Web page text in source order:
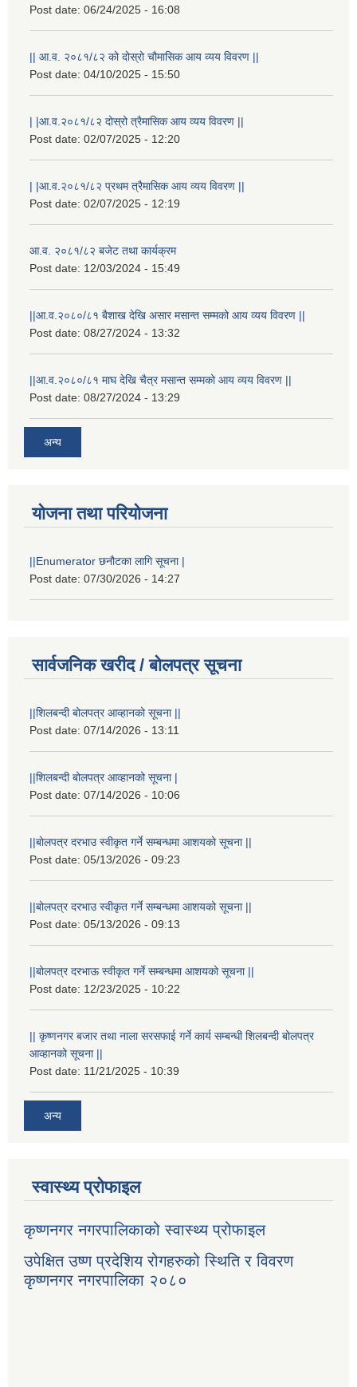
Post date: 06/24/2025 - 16:08
|| आ.व. २०८१/८२ को दोस्रो चौमासिक आय व्यय विवरण ||
Post date: 04/10/2025 - 15:50
| |आ.व.२०८१/८२ दोस्रो त्रैमासिक आय व्यय विवरण ||
Post date: 02/07/2025 - 12:20
| |आ.व.२०८१/८२ प्रथम त्रैमासिक आय व्यय विवरण ||
Post date: 02/07/2025 - 12:19
आ.व. २०८१/८२ बजेट तथा कार्यक्रम
Post date: 12/03/2024 - 15:49
||आ.व.२०८०/८१ बैशाख देखि असार मसान्त सम्मको आय व्यय विवरण ||
Post date: 08/27/2024 - 13:32
||आ.व.२०८०/८१ माघ देखि चैत्र मसान्त सम्मको आय व्यय विवरण ||
Post date: 08/27/2024 - 13:29
अन्य
योजना तथा परियोजना
||Enumerator छनौटका लागि सूचना |
Post date: 07/30/2026 - 14:27
सार्वजनिक खरीद / बोलपत्र सूचना
||शिलबन्दी बोलपत्र आव्हानको सूचना ||
Post date: 07/14/2026 - 13:11
||शिलबन्दी बोलपत्र आव्हानको सूचना |
Post date: 07/14/2026 - 10:06
||बोलपत्र दरभाउ स्वीकृत गर्ने सम्बन्धमा आशयको सूचना ||
Post date: 05/13/2026 - 09:23
||बोलपत्र दरभाउ स्वीकृत गर्ने सम्बन्धमा आशयको सूचना ||
Post date: 05/13/2026 - 09:13
||बोलपत्र दरभाऊ स्वीकृत गर्ने सम्बन्धमा आशयको सूचना ||
Post date: 12/23/2025 - 10:22
|| कृष्णनगर बजार तथा नाला सरसफाई गर्ने कार्य सम्बन्धी शिलबन्दी बोलपत्र
आव्हानको सूचना ||
Post date: 11/21/2025 - 10:39
अन्य
स्वास्थ्य प्रोफाइल
कृष्णनगर नगरपालिकाको स्वास्थ्य प्रोफाइल
उपेक्षित उष्ण प्रदेशिय रोगहरुको स्थिति र विवरण
कृष्णनगर नगरपालिका २०८०